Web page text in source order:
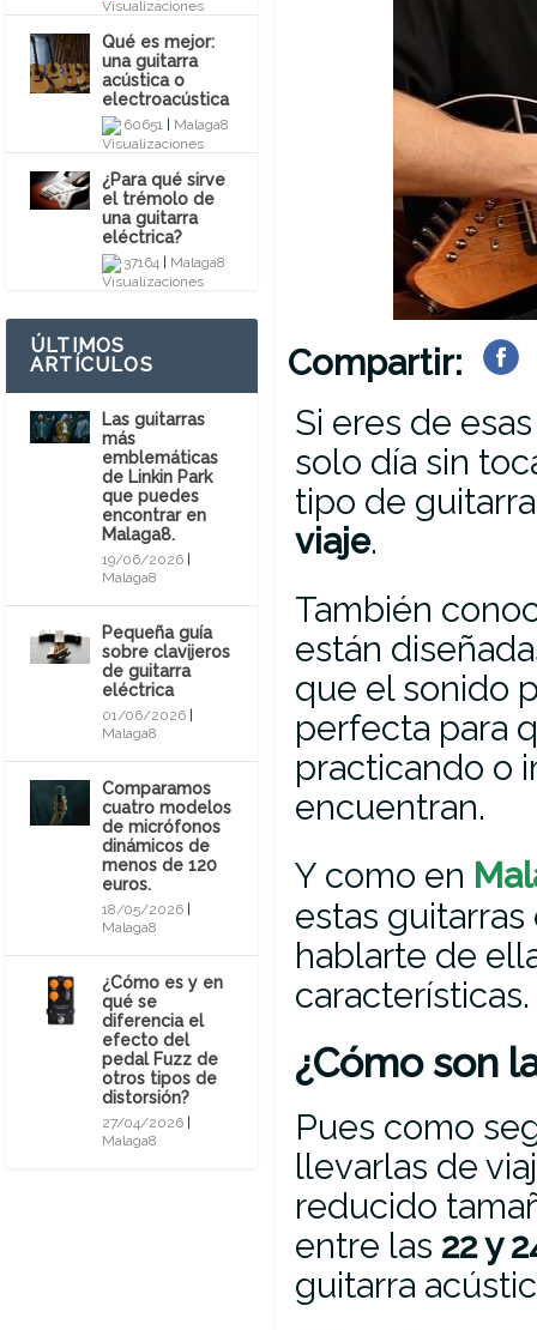
Qué es mejor:
una guitarra
acústica o
electroacústica
60651 Malaga8
¿Para qué sirve
el trémolo de
una guitarra
eléctrica?
37164 Malaga8
ÚLTIMOS
ARTÍCULOS
Las guitarras
más
emblemáticas
de Linkin Park
que puedes
encontrar en
Malaga8.
19/06/2026
Malaga8
Pequeña guía
sobre clavijeros
de guitarra
eléctrica
01/06/2026
Malaga8
Comparamos
cuatro modelos
de micrófonos
dinámicos de
menos de 120
euros.
18/05/2026
Malaga8
¿Cómo es y en
qué se
diferencia el
efecto del
pedal Fuzz de
otros tipos de
distorsión?
27/04/2026
Malaga8
Compartir:
Si eres de
solo día sin
tipo de
viaje.
También
están
que el sonido
perfecta para
practicando o
encuentran.
Y como en
estas
hablarte de
características.
¿Cómo son
Pues como
llevarlas de
reducido
entre las 22 y
guitarra